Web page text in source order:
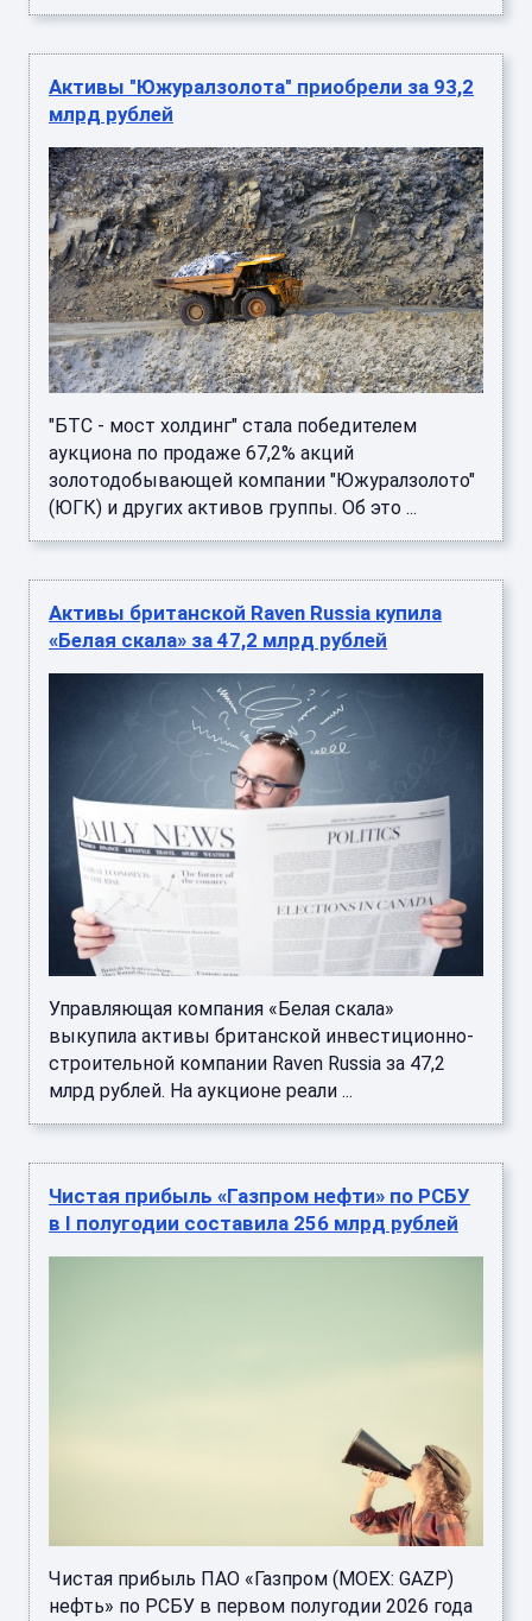
Активы "Южуралзолота" приобрели за 93,2
млрд рублей
"БТС - мост холдинг" стала победителем
аукциона по продаже 67,2% акций
золотодобывающей компании "Южуралзолото"
(ЮГК) и других активов группы. Об это ...
Активы британской Raven Russia купила
«Белая скала» за 47,2 млрд рублей
Управляющая компания «Белая скала»
выкупила активы британской инвестиционно-
строительной компании Raven Russia за 47,2
млрд рублей. На аукционе реали ...
Чистая прибыль «Газпром нефти» по РСБУ
в I полугодии составила 256 млрд рублей
Чистая прибыль ПАО «Газпром (MOEX: GAZP)
нефть» по РСБУ в первом полугодии 2026 года